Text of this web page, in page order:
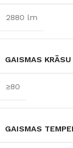
2880 lm
GAISMAS
≥80
GAISMAS